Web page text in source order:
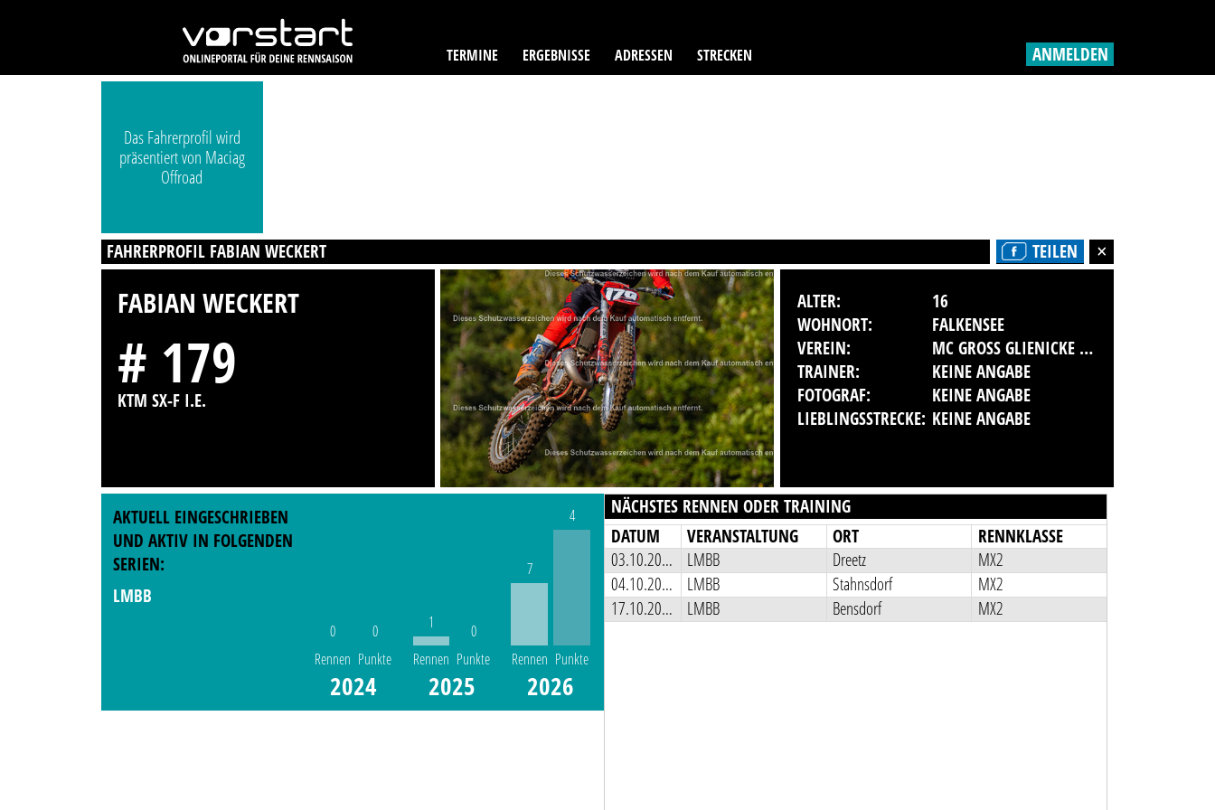
TERMINE ERGEBNISSE ADRESSEN STRECKEN ANMELDEN
Das Fahrerprofil wird
präsentiert von Maciag
Offroad
FAHRERPROFIL FABIAN WECKERT TEILEN
FABIAN WECKERT
# 179
KTM SX-F I.E.
ALTER:
16
WOHNORT:
FALKENSEE
VEREIN:
MC GROSS GLIENICKE E.V.
TRAINER:
KEINE ANGABE
FOTOGRAF:
KEINE ANGABE
LIEBLINGSSTRECKE: KEINE ANGABE
AKTUELL EINGESCHRIEBEN
UND AKTIV IN FOLGENDEN
SERIEN:
LMBB
0
Rennen
0
Punkte
2024
1
Rennen
0
Punkte
2025
7
Rennen
4
Punkte
2026
NÄCHSTES RENNEN ODER TRAINING
DATUM
VERANSTALTUNG ORT
RENNKLASSE
03.10.2026
LMBB Dreetz
MX2
04.10.2026
LMBB Stahnsdorf
MX2
17.10.2026
LMBB Bensdorf MX2